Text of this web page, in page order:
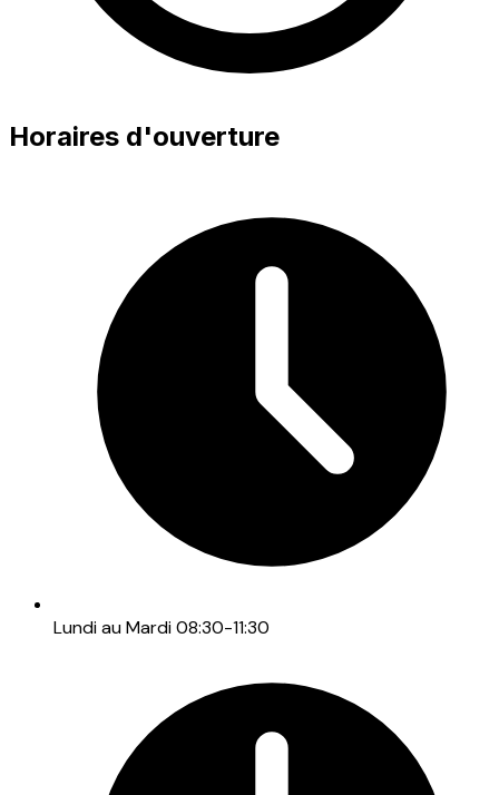
Horaires d'ouverture
Lundi au Mardi 08:30-11:30